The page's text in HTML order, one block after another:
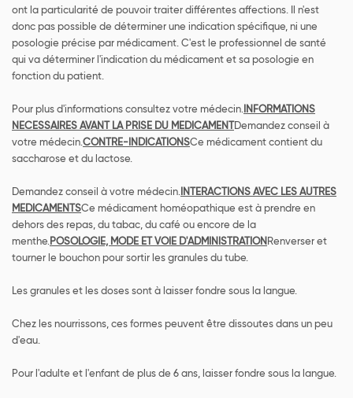
ont la particularité de pouvoir traiter différentes affections. Il n'est
donc pas possible de déterminer une indication spécifique, ni une
posologie précise par médicament. C'est le professionnel de santé
qui va déterminer l'indication du médicament et sa posologie en
fonction du patient.
Pour plus d'informations consultez votre médecin. INFORMATIONS
NECESSAIRES AVANT LA PRISE DU MEDICAMENTDemandez conseil à
votre médecin.CONTRE-INDICATIONSCe médicament contient du
saccharose et du lactose.
Demandez conseil à votre médecin. INTERACTIONS AVEC LES AUTRES
MEDICAMENTSCe médicament homéopathique est à prendre en
dehors des repas, du tabac, du café ou encore de la
menthe.POSOLOGIE, MODE ET VOIE D'ADMINISTRATION Renverser et
tourner le bouchon pour sortir les granules du tube.
Les granules et les doses sont à laisser fondre sous la langue.
Chez les nourrissons, ces formes peuvent être dissoutes dans un peu
d'eau.
Pour l'adulte et l'enfant de plus de 6 ans, laisser fondre sous la langue.